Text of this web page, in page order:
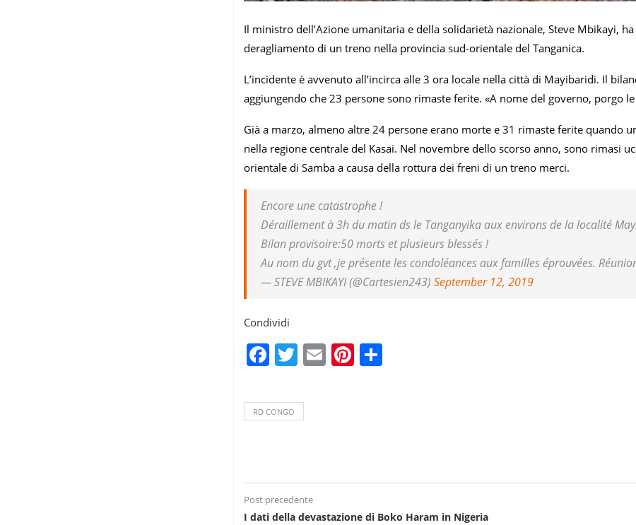
Il ministro dell’Azione umanitaria e della solidarietà nazionale, Steve Mbikayi,
deragliamento di un treno nella provincia sud-orientale del Tanganica.
L’incidente è avvenuto all’incirca alle 3 ora locale nella città di Mayibaridi. Il
aggiungendo che 23 persone sono rimaste ferite. «A nome del governo, porgo
Già a marzo, almeno altre 24 persone erano morte e 31 rimaste ferite quando
nella regione centrale del Kasai. Nel novembre dello scorso anno, sono rimasi
orientale di Samba a causa della rottura dei freni di un treno merci.
Encore une catastrophe !
Déraillement à 3h du matin ds le Tanganyika aux environs de la localité
Bilan provisoire:50 morts et plusieurs blessés !
Au nom du gvt ,je présente les condoléances aux familles éprouvées.
— STEVE MBIKAYI (@Cartesien243) September 12, 2019
Condividi
Facebook
Twitter
EmailPinterest
RD CONGO
Post precedente
I dati della devastazione di Boko Haram in Nigeria